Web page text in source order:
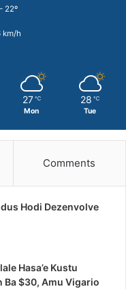
22º
km/h
27 ℃
Mon
28 ℃
Tue
Comments
Hodi Dezenvolve
Hasa’e Kustu
Ba $30, Amu Vigario